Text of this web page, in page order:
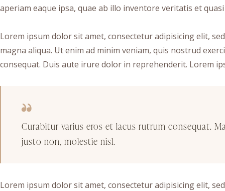
aperiam eaque ipsa, quae ab illo inventore veritatis et
Lorem ipsum dolor sit amet, consectetur adipisicing elit,
magna aliqua. Ut enim ad minim veniam, quis nostrud
consequat. Duis aute irure dolor in reprehenderit. Lorem
Curabitur varius eros et lacus rutrum consequat.
justo non, molestie nisl.
Lorem ipsum dolor sit amet, consectetur adipisicing elit,